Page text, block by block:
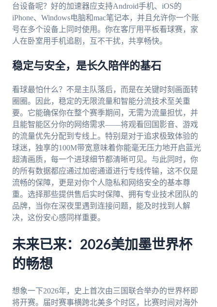
台设备呢？好的加速器应支持Android手机、iOS的
iPhone、Windows电脑和mac笔记本，并且允许你一个账
号在多个设备上同时使用。你在客厅用平板看球赛，家
人在卧室用手机追剧，互不干扰，共享畅快。
稳定与安全，是长久陪伴的基石
看球最怕什么？不是主队落后，而是在关键时刻画面转
圈圈。因此，稳定的无限流量和智能分流技术至关重
要。它能确保你在整个赛季期间，无需为流量担忧，并
且能智能区分你的网络需求——将观看回国影音、游戏
的流量优先分配到专线上。特别是对于追求极致体验的
球迷，独享的100M带宽意味着你能毫无压力地开启蓝光
超清画质，每一个进球细节都清晰可见。与此同时，你
的所有数据都应通过加密通道进行专线传输，这不仅是
流畅的保障，更是对你个人隐私和网络安全的基本尊
重。选择那些提供售后实时保障、拥有专业技术团队的
品牌，当你在深夜里遇到连接问题，能及时找到人解
决，这份安心感同样重要。
未来已来：2026美加墨世界杯
的畅想
想象一下2026年，史上首次由三国联合举办的世界杯即
将开赛。届时赛事横跨北美多个时区，比赛时间对海外